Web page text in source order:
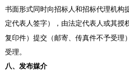
书面形式同时向招标人和招标代理机构
定代表人签字），由法定代表人或其授
复印件）提交（邮寄、传真件不予受理
受理。
八、发布媒介